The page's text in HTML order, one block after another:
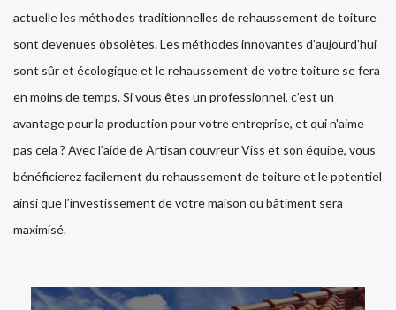
actuelle les méthodes traditionnelles de rehaussement de toiture
sont devenues obsolètes. Les méthodes innovantes d’aujourd’hui
sont sûr et écologique et le rehaussement de votre toiture se fera
en moins de temps. Si vous êtes un professionnel, c’est un
avantage pour la production pour votre entreprise, et qui n'aime
pas cela ? Avec l’aide de Artisan couvreur Viss et son équipe, vous
bénéficierez facilement du rehaussement de toiture et le potentiel
ainsi que l’investissement de votre maison ou bâtiment sera
maximisé.